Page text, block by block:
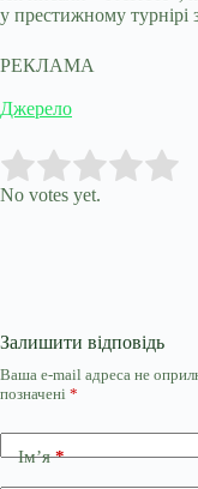
у престижному турнірі
РЕКЛАМА
Джерело
Rate this item:
No votes yet.
Залишити відповідь
Ваша e-mail адреса не
позначені *
Ім’я*